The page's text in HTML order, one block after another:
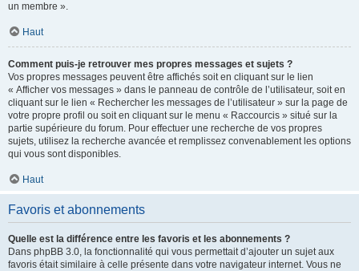
un membre ».
Haut
Comment puis-je retrouver mes propres messages et sujets ?
Vos propres messages peuvent être affichés soit en cliquant sur le lien
« Afficher vos messages » dans le panneau de contrôle de l’utilisateur, soit en
cliquant sur le lien « Rechercher les messages de l’utilisateur » sur la page de
votre propre profil ou soit en cliquant sur le menu « Raccourcis » situé sur la
partie supérieure du forum. Pour effectuer une recherche de vos propres
sujets, utilisez la recherche avancée et remplissez convenablement les options
qui vous sont disponibles.
Haut
Favoris et abonnements
Quelle est la différence entre les favoris et les abonnements ?
Dans phpBB 3.0, la fonctionnalité qui vous permettait d’ajouter un sujet aux
favoris était similaire à celle présente dans votre navigateur internet. Vous ne